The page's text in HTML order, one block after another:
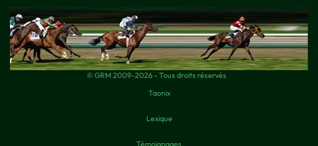
© GRM 2009-2026 - Tous droits réservés
Taonix
Lexique
Témoignages